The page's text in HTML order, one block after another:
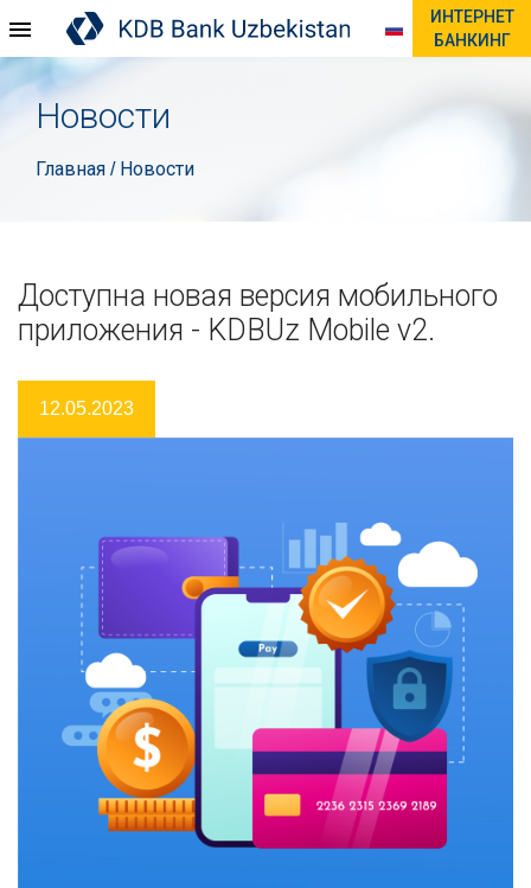
ИНТЕРНЕТ
БАНКИНГ
Новости
Главная / Новости
Доступна новая версия мобильного
приложения - KDBUz Mobile v2.
12.05.2023